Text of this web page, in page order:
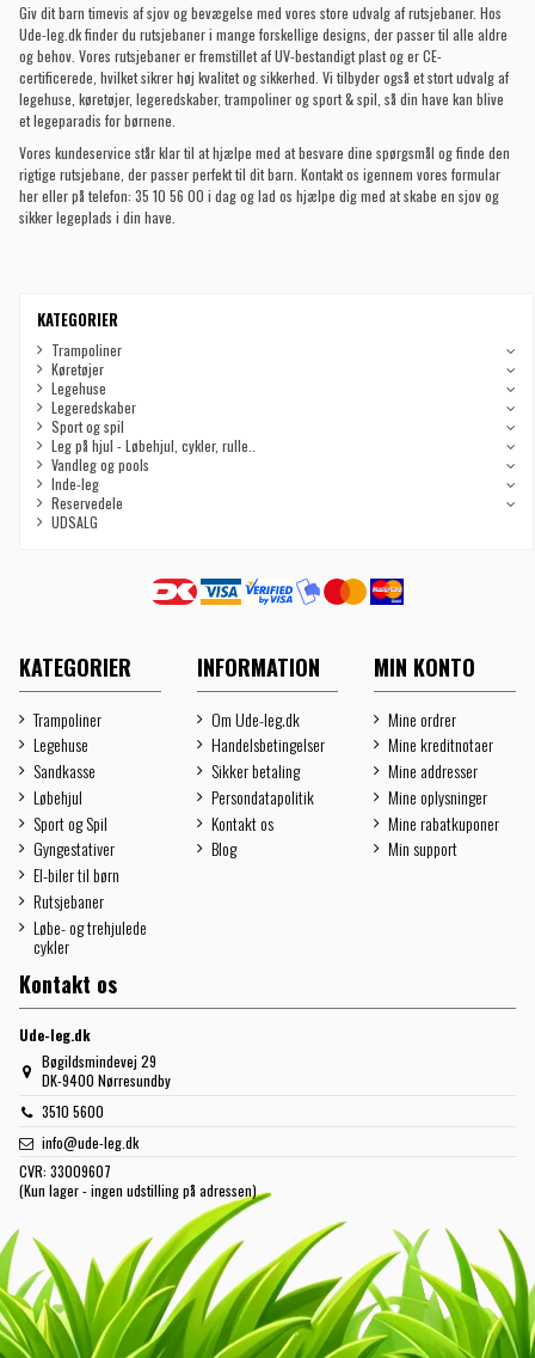
Giv dit barn timevis af sjov og bevægelse med vores store udvalg af rutsjebaner. Hos
Ude-leg.dk finder du rutsjebaner i mange forskellige designs, der passer til alle aldre
og behov. Vores rutsjebaner er fremstillet af UV-bestandigt plast og er CE-
certificerede, hvilket sikrer høj kvalitet og sikkerhed. Vi tilbyder også et stort udvalg af
legehuse køretøjer, legeredskaber, trampolinerogsport & spil , så din have kan blive
et legeparadis for børnene.
Vores kundeservice står klar til at hjælpe med at besvare dine spørgsmål og finde den
rigtige rutsjebane, der passer perfekt til dit barn. Kontakt os igennem vores formular
hereller på telefon: 35 10 56 00 i dag og lad os hjælpe dig med at skabe en sjov og
sikker legeplads i din have.
KATEGORIER
Trampoliner
Køretøjer
Legehuse
Legeredskaber
Sport og spil
Leg på hjul - Løbehjul, cykler, rulle..
Vandleg og pools
Inde-leg
Reservedele
UDSALG
KATEGORIER
Trampoliner
Legehuse
Sandkasse
Løbehjul
Sport og Spil
Gyngestativer
El-biler til børn
Rutsjebaner
Løbe- og trehjulede
cykler
INFORMATION
Om Ude-leg.dk
Handelsbetingelser
Sikker betaling
Persondatapolitik
Kontakt os
Blog
MIN KONTO
Mine ordrer
Mine kreditnotaer
Mine addresser
Mine oplysninger
Mine rabatkuponer
Min support
Kontakt os
Ude-leg.dk
Bøgildsmindevej 29
DK-9400 Nørresundby
3510 5600
info@ude-leg.dk
CVR: 33009607
(Kun lager - ingen udstilling på adressen)